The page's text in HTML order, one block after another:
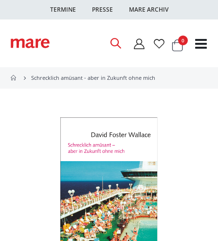
TERMINE PRESSE MARE ARCHIV
Warenkorb
0Artikel
Schrecklich amüsant - aber in Zukunft ohne mich